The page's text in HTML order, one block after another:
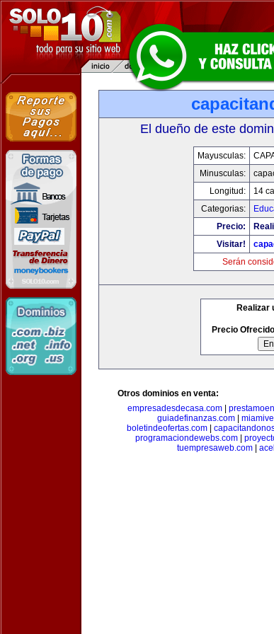
El dueño de este
Mayusculas:
Minusculas:
Longitud:
14
Categorias:
Precio:
Visitar!
Serán
Realizar
Precio
Otros dominios en venta:
empresadesdecasa.com
guiadefinanzas.com
boletindeofertas.com|
programaciondewebs.com
tuempresaweb.com